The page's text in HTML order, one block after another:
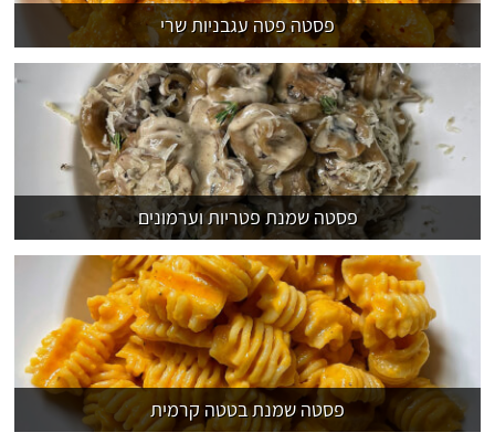
פסטה פטה עגבניות שרי
פסטה שמנת פטריות וערמונים
פסטה שמנת בטטה קרמית